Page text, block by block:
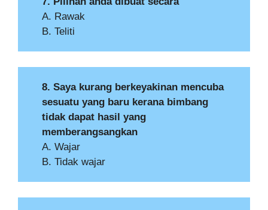
A. Rawak
B. Teliti
8. Saya kurang berkeyakinan mencuba
sesuatu yang baru kerana bimbang
tidak dapat hasil yang
memberangsangkan
A. Wajar
B. Tidak wajar